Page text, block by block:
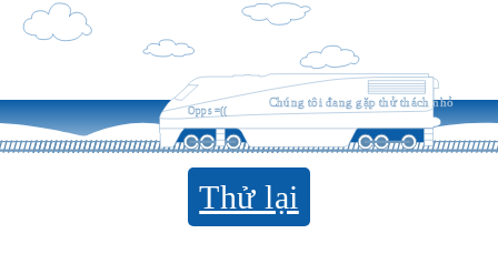
Opps =((
Chúng tôi đang gặp thử thách nhỏ
Thử lại